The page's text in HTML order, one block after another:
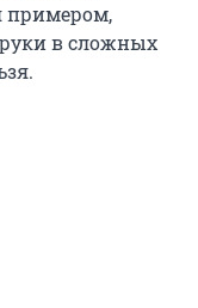
примером,
руки в сложных